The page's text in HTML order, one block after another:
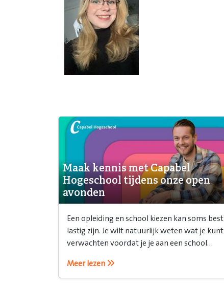
Maak kennis met Capabel
Hogeschool tijdens onze open
avonden
Een opleiding en school kiezen kan soms best
lastig zijn. Je wilt natuurlijk weten wat je kunt
verwachten voordat je je aan een school
Meer lezen